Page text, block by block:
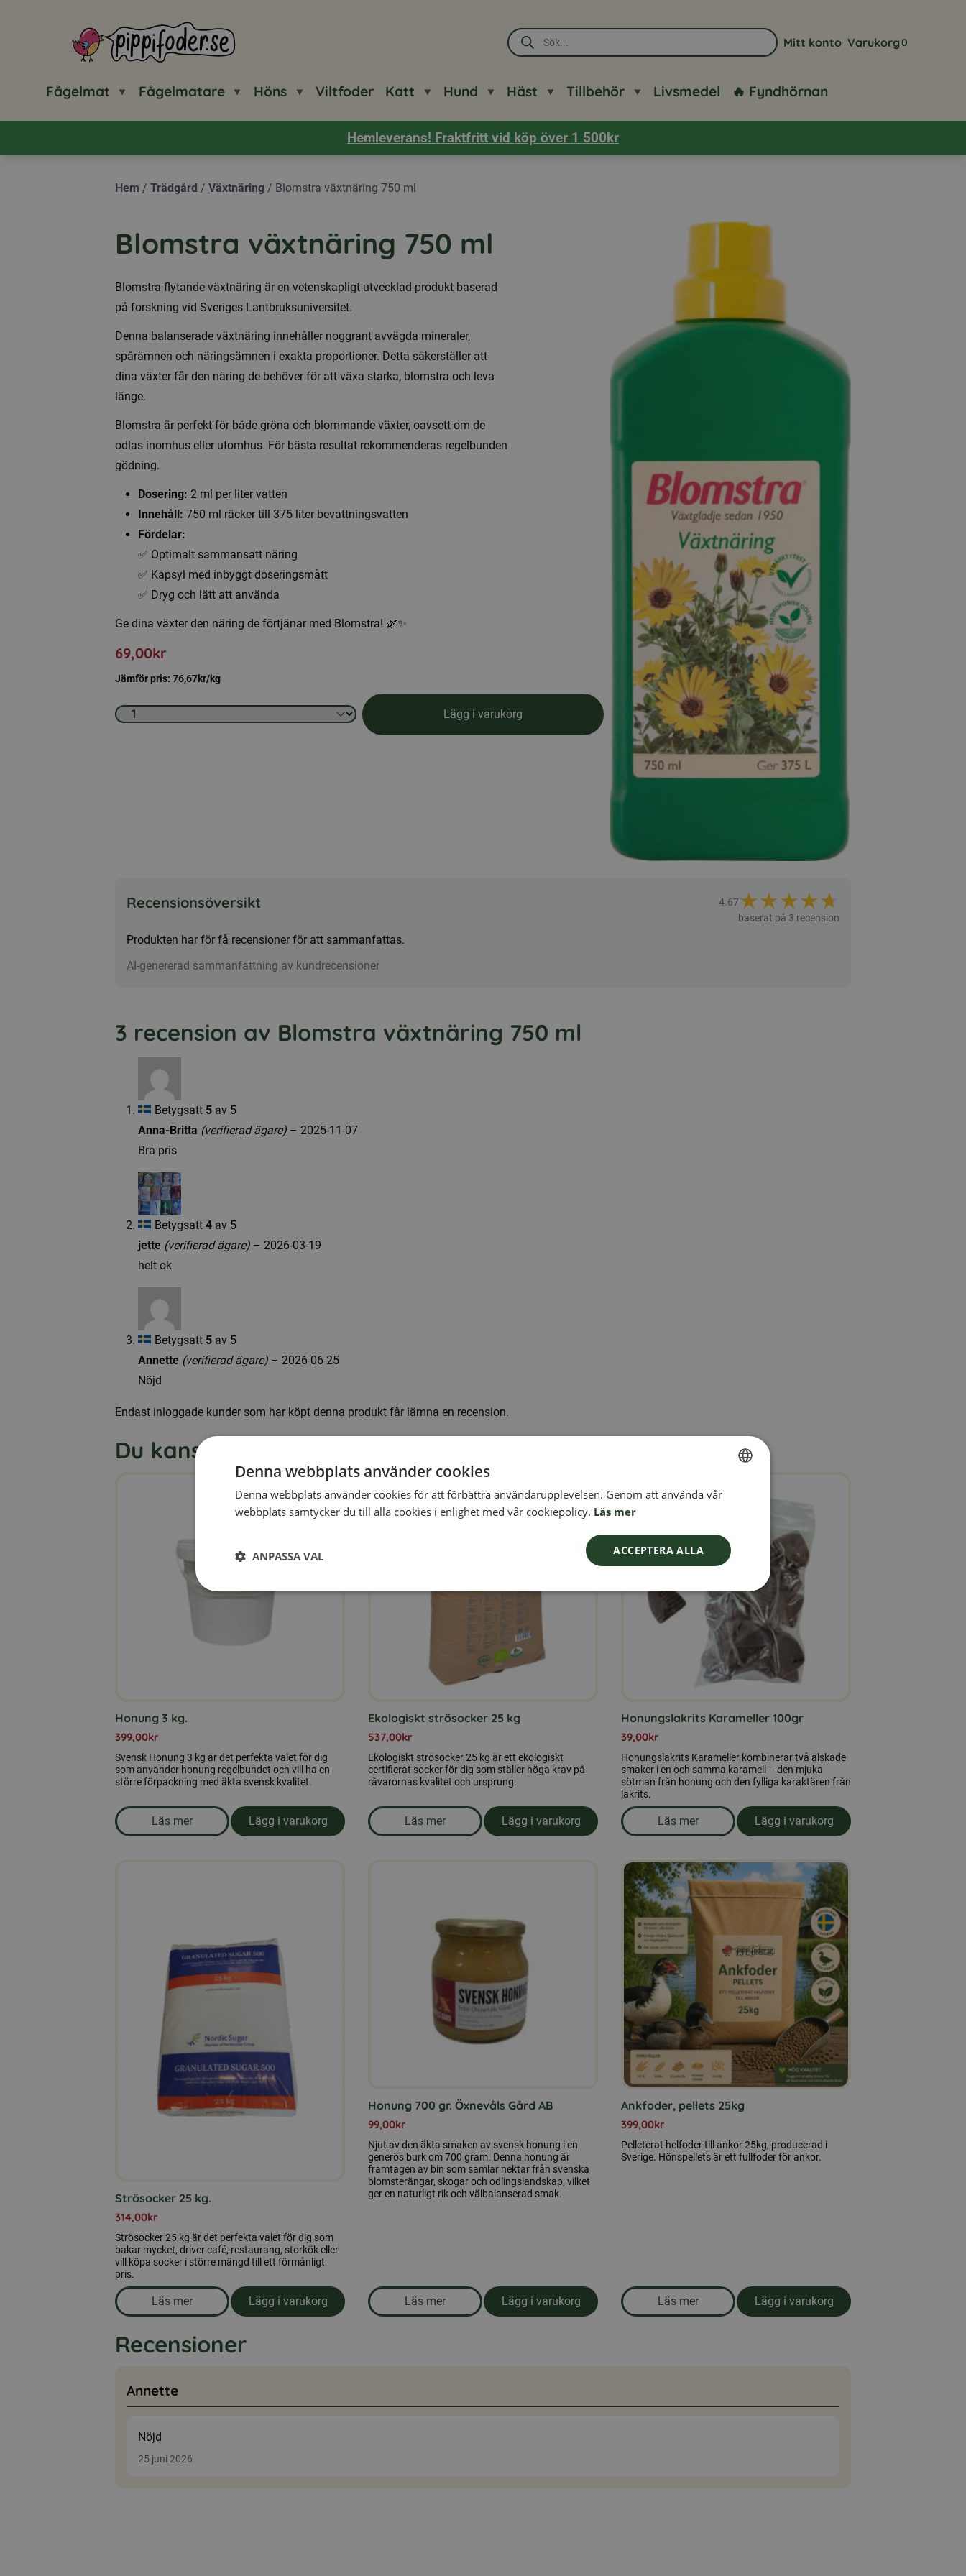
Pippifoder logotyp
Produktsökning
Gå till sidan för mitt konto
Mitt konto
Visa din
Varukorg0
Fågelmat Fågelmatare Höns Viltfoder Katt Hund Häst Tillbehör Livsmedel 🔥 Fyndhörnan
Hemleverans! Fraktfritt vid köp över 1 500kr
Hem / Trädgård / Växtnäring / Blomstra växtnäring 750 ml
Blomstra växtnäring 750 ml
Blomstra flytande växtnäring är en vetenskapligt utvecklad produkt baserad
på forskning vid Sveriges Lantbruksuniversitet.
Denna balanserade växtnäring innehåller noggrant avvägda mineraler,
spårämnen och näringsämnen i exakta proportioner. Detta säkerställer att
dina växter får den näring de behöver för att växa starka, blomstra och leva
länge.
Blomstra är perfekt för både gröna och blommande växter, oavsett om de
odlas inomhus eller utomhus. För bästa resultat rekommenderas regelbunden
gödning.
Dosering: 2 ml per liter vatten
Innehåll: 750 ml räcker till 375 liter bevattningsvatten
Fördelar:
✅ Optimalt sammansatt näring
✅ Kapsyl med inbyggt doseringsmått
✅ Dryg och lätt att använda
Ge dina växter den näring de förtjänar med Blomstra! 🌿✨
69,00kr
Jämför pris: 76,67kr/kg
Blomstra
Lägg i varukorg
Recensionsöversikt 4.67★★★★★
★
baserat på 3 recension
Produkten har för få recensioner för att sammanfattas.
AI-genererad sammanfattning av kundrecensioner
3 recension av Blomstra växtnäring 750 ml
Betygsatt 5 av 5
Anna-Britta (verifierad ägare) – 2025-11-07
Bra pris
Betygsatt 4 av 5
jette (verifierad ägare) – 2026-03-19
helt ok
Betygsatt 5 av 5
Annette (verifierad ägare) – 2026-06-25
Nöjd
Endast inloggade kunder som har köpt denna produkt får lämna en recension.
Du kanske också gillar...
Honung 3 kg.
399,00kr
Svensk Honung 3 kg är det perfekta valet för dig
som använder honung regelbundet och vill ha en
större förpackning med äkta svensk kvalitet.
Läs mer
om produkten Honung 3 kg.
Lägg i varukorg
Ekologiskt strösocker 25 kg
537,00kr
Ekologiskt strösocker 25 kg är ett ekologiskt
certifierat socker för dig som ställer höga krav på
råvarornas kvalitet och ursprung.
Läs mer
om produkten Ekologiskt strösocker 25 kg
Lägg i varukorg
Honungslakrits Karameller 100gr
39,00kr
Honungslakrits Karameller kombinerar två älskade
smaker i en och samma karamell – den mjuka
sötman från honung och den fylliga karaktären från
lakrits.
Läs mer
om produkten Honungslakrits Karameller 100gr
Lägg i varukorg
Strösocker 25 kg.
314,00kr
Strösocker 25 kg är det perfekta valet för dig som
bakar mycket, driver café, restaurang, storkök eller
vill köpa socker i större mängd till ett förmånligt
pris.
Läs mer
om produkten Strösocker 25 kg.
Lägg i varukorg
Honung 700 gr. Öxnevåls Gård AB
99,00kr
Njut av den äkta smaken av svensk honung i en
generös burk om 700 gram. Denna honung är
framtagen av bin som samlar nektar från svenska
blomsterängar, skogar och odlingslandskap, vilket
ger en naturligt rik och välbalanserad smak.
Läs mer
om produkten Honung 700 gr. Öxnevåls Gård AB
Lägg i varukorg
Ankfoder, pellets 25kg
399,00kr
Pelleterat helfoder till ankor 25kg, producerad i
Sverige. Hönspellets är ett fullfoder för ankor.
Läs mer
om produkten Ankfoder, pellets 25kg
Lägg i varukorg
Recensioner
Annette
Nöjd
25 juni 2026
SWEDISH
NORWEGIAN
Denna webbplats använder cookies
Denna webbplats använder cookies för att förbättra användarupplevelsen. Genom att använda vår
webbplats samtycker du till alla cookies i enlighet med vår cookiepolicy. Läs mer
ACCEPTERA ALLA
ANPASSA VAL